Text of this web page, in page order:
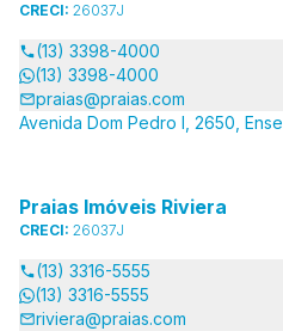
CRECI: 26037J
(13) 3398-4000
(13) 3398-4000
praias@praias.com
Avenida Dom Pedro I, 2650,
Praias Imóveis Riviera
CRECI: 26037J
(13) 3316-5555
(13) 3316-5555
riviera@praias.com